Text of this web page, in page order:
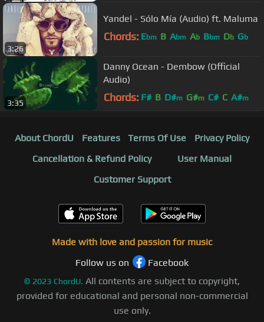
3:26
Yandel - Sólo Mía (Audio) ft. Maluma
Chords: Ebm B Abm Ab Bbm Db Gb
3:35
Danny Ocean - Dembow (Official
Audio)
Chords: F# B D#m G#m C# C A#m
About ChordU Features Terms Of Use
Privacy Policy
Cancellation & Refund Policy
User Manual
Customer Support
Made with love and passion for music
Follow us on
Facebook
© 2023 ChordU. All contents are subject to copyright,
provided for educational and personal non-commercial
use only.